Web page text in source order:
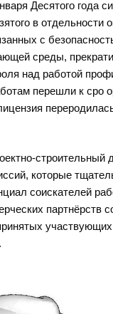
Десятого года
в отдельности
с
среды,
над работой
перешли к сро
которые
соискателей
партнёрств